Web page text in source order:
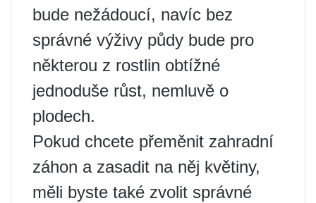
bude nežádoucí, navíc bez
správné výživy půdy bude pro
některou z rostlin obtížné
jednoduše růst, nemluvě o
plodech.
Pokud chcete přeměnit zahradní
záhon a zasadit na něj květiny,
měli byste také zvolit správné